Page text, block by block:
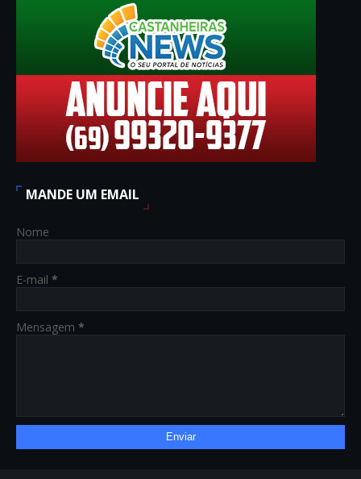
MANDE UM EMAIL
Nome
E-mail *
Mensagem *